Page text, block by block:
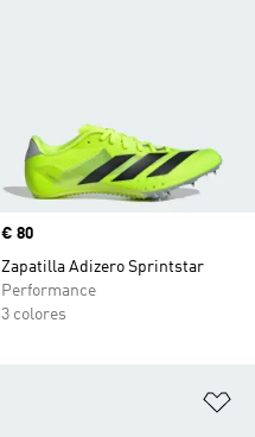
Precio
€ 80
Zapatilla Adizero Sprintstar
Performance
3 colores